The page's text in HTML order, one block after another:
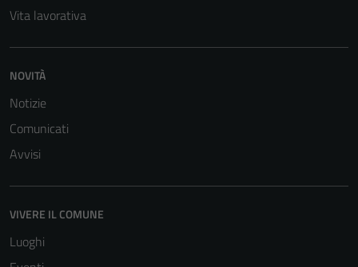
Vita lavorativa
NOVITÀ
Notizie
Comunicati
Avvisi
VIVERE IL COMUNE
Luoghi